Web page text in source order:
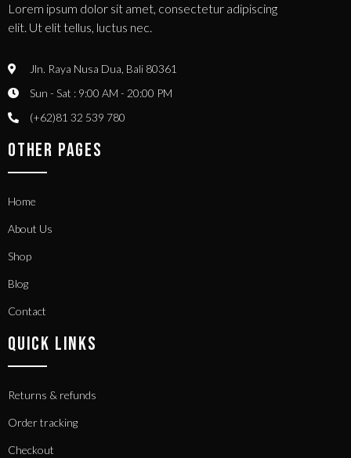
Lorem ipsum dolor sit amet, consectetur adipiscing
elit. Ut elit tellus, luctus nec.
Jln. Raya Nusa Dua, Bali 80361
Sun - Sat : 9:00 AM - 20:00 PM
(+62)81 32 539 780
OTHER PAGES
Home
About Us
Shop
Blog
Contact
QUICK LINKS
Returns & refunds
Order tracking
Checkout